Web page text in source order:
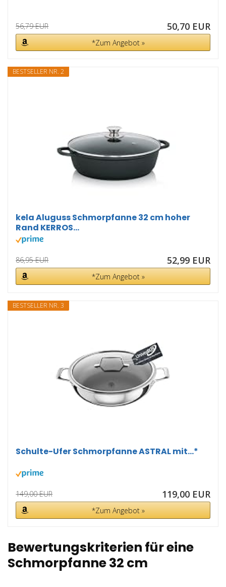
56,79 EUR 50,70 EUR
*Zum Angebot »
BESTSELLER NR. 2
kela Aluguss Schmorpfanne 32 cm hoher
Rand KERROS...
86,95 EUR 52,99 EUR
*Zum Angebot »
BESTSELLER NR. 3
Schulte-Ufer Schmorpfanne ASTRAL mit...*
149,00 EUR 119,00 EUR
*Zum Angebot »
Bewertungskriterien für eine
Schmorpfanne 32 cm